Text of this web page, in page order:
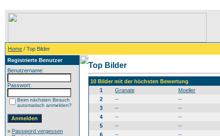
Home / Top Bilder
Registrierte Benutzer
Benutzername:
Passwort:
Beim nächsten Besuch
automatisch anmelden?
» Password vergessen
Top Bilder
10 Bilder mit der höchsten Bewertung
1
Granate
Moeller
2
--
--
3
--
--
4
--
--
5
--
--
6
--
--